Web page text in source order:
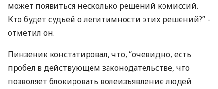
может появиться несколько решений комиссий.
Кто будет судьей о легитимности этих решений?” -
отметил он.
Пинзеник констатировал, что, “очевидно, есть
пробел в действующем законодательстве, что
позволяет блокировать волеизъявление людей